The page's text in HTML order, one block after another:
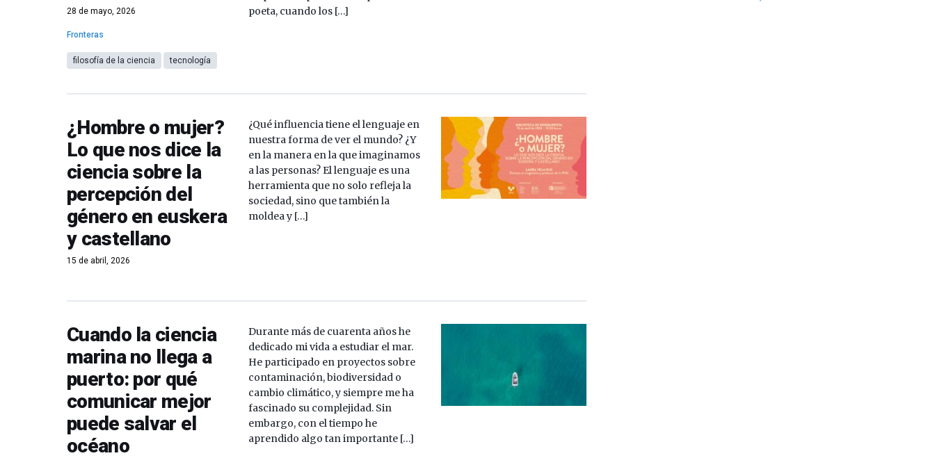
28 de mayo, 2026
Fronteras
filosofía de la ciencia tecnología
poeta, cuando los […]
¿Hombre o mujer?
Lo que nos dice la
ciencia sobre la
percepción del
género en euskera
y castellano
15 de abril, 2026
¿Qué influencia tiene el lenguaje en
nuestra forma de ver el mundo? ¿Y
en la manera en la que imaginamos
a las personas? El lenguaje es una
herramienta que no solo refleja la
sociedad, sino que también la
moldea y […]
Cuando la ciencia
marina no llega a
puerto: por qué
comunicar mejor
puede salvar el
océano
Durante más de cuarenta años he
dedicado mi vida a estudiar el mar.
He participado en proyectos sobre
contaminación, biodiversidad o
cambio climático, y siempre me ha
fascinado su complejidad. Sin
embargo, con el tiempo he
aprendido algo tan importante […]